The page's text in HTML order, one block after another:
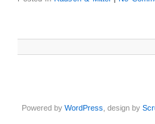
Powered byWordPress , design by